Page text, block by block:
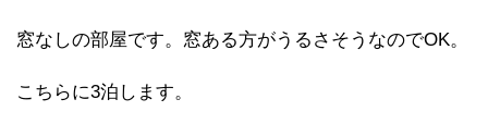
窓なしの部屋です。窓ある方がうるさそうなのでOK。
こちらに3泊します。